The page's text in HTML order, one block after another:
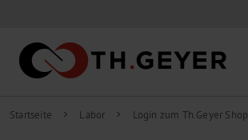
Startseite chevron_right Labor chevron_right Login zum Th.Geyer Shop